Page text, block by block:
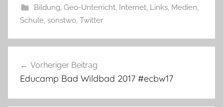
Bildung, Geo-Unterricht, Internet, Links, Medien,
Schule, sonstwo, Twitter
Vorheriger Beitrag
Educamp Bad Wildbad 2017 #ecbw17